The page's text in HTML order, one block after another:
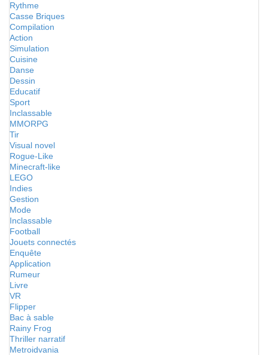
Rythme
Casse Briques
Compilation
Action
Simulation
Cuisine
Danse
Dessin
Educatif
Sport
Inclassable
MMORPG
Tir
Visual novel
Rogue-Like
Minecraft-like
LEGO
Indies
Gestion
Mode
Inclassable
Football
Jouets connectés
Enquête
Application
Rumeur
Livre
VR
Flipper
Bac à sable
Rainy Frog
Thriller narratif
Metroidvania